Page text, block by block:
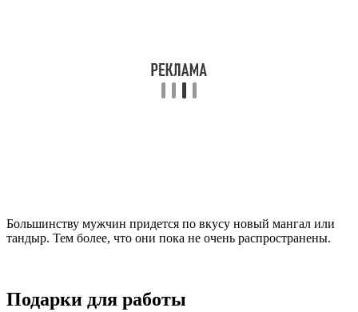
Большинству мужчин придется по вкусу новый мангал или
тандыр. Тем более, что они пока не очень распространены.
Подарки для работы